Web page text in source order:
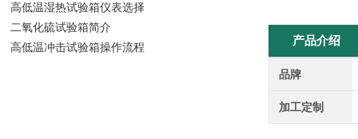
产品介绍
品牌
加工定制
高低温湿热试验箱仪表选择
二氧化硫试验箱简介
高低温冲击试验箱操作流程